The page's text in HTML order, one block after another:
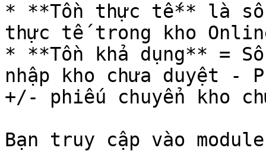
* **Tồn thực tế** là số
thực tế trong kho
* **Tồn khả dụng** =
nhập kho chưa duyệt -
+/- phiếu chuyển kho
Bạn truy cập vào